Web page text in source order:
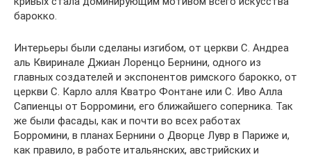
барокко.
Интерьеры были сделаны изгибом, от церкви С. Андреа
аль Квиринале Джиан Лоренцо Бернини, одного из
главных создателей и экспонентов римского барокко, от
церкви С. Карло алля Кватро Фонтане или С. Иво Алла
Сапиенцы от Борромини, его ближайшего соперника. Так
же были фасады, как и почти во всех работах
Борромини, в планах Бернини о Дворце Лувр в Париже и,
как правило, в работе итальянских, австрийских и